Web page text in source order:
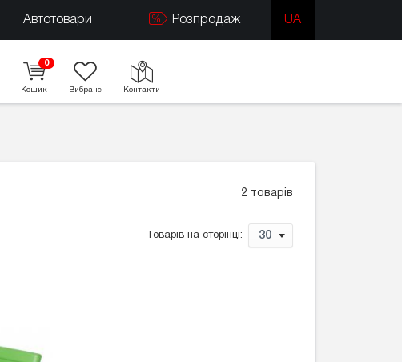
Автотовари Розпродаж UA
0
Кошик Вибране Контакти
2 товарів
Товарів на сторінці: 30